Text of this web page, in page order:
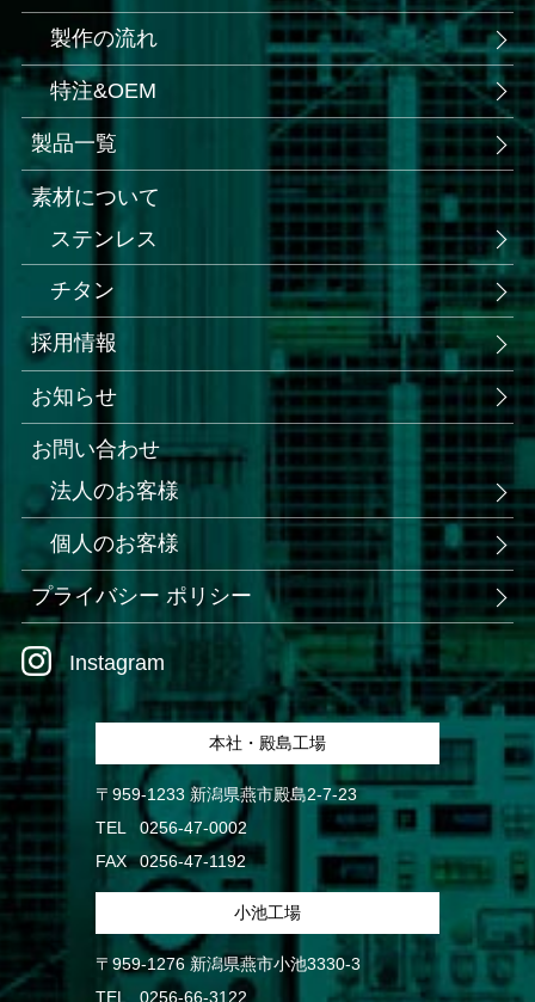
製作の流れ
特注&OEM
Instagram
製品一覧
素材について
ステンレス
チタン
採用情報
お知らせ
お問い合わせ
法人のお客様
個人のお客様
プライバシー ポリシー
本社・殿島工場
〒959-1233 新潟県燕市殿島2-7-23
TEL
0256-47-0002
FAX
0256-47-1192
小池工場
〒959-1276 新潟県燕市小池3330-3
TEL
0256-66-3122